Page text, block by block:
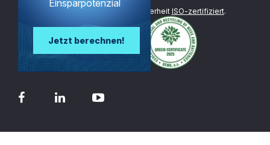
Wir sind im Bereich Datensicherheit ISO-zertifiziert.
Einsparpotenzial
Jetzt berechnen!